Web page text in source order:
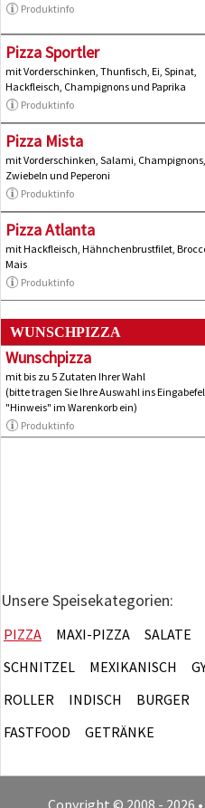
Produktinfo
Pizza Sportler
mit Vorderschinken, Thunfisch, Ei, Spinat,
Hackfleisch, Champignons und Paprika
Produktinfo
Pizza Mista
mit Vorderschinken, Salami, Champignons,
Zwiebeln und Peperoni
Produktinfo
Pizza Atlanta
mit Hackfleisch, Hähnchenbrustfilet,
Mais
Produktinfo
WUNSCHPIZZA
Wunschpizza
mit bis zu 5 Zutaten Ihrer Wahl
(bitte tragen Sie Ihre Auswahl ins
"Hinweis" im Warenkorb ein)
Produktinfo
Unsere Speisekategorien:
PIZZA MAXI-PIZZA SALATE
SCHNITZEL
MEXIKANISCH
ROLLER
INDISCH BURGER
FASTFOOD
GETRÄNKE
Copyright © 2008 - 2026